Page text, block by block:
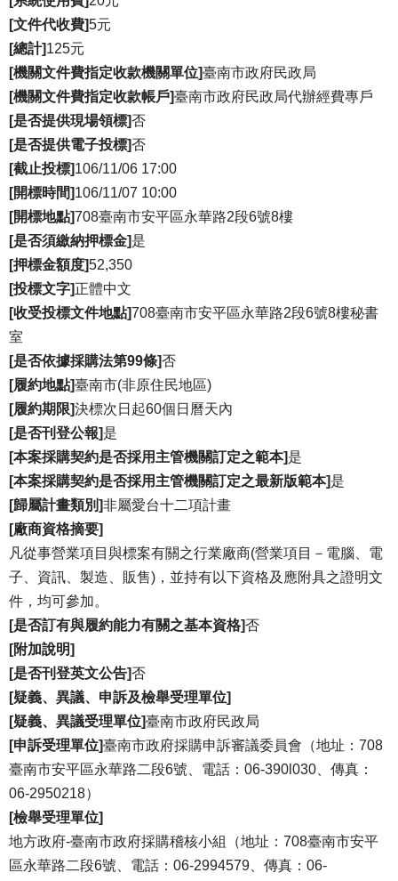
[文件代收費]5元
[總計]125元
[機關文件費指定收款機關單位]臺南市政府民政局
[機關文件費指定收款帳戶]臺南市政府民政局代辦經費專戶
[是否提供現場領標]否
[是否提供電子投標]否
[截止投標]106/11/06 17:00
[開標時間]106/11/07 10:00
[開標地點]708臺南市安平區永華路2段6號8樓
[是否須繳納押標金]是
[押標金額度]52,350
[投標文字]正體中文
[收受投標文件地點]708臺南市安平區永華路2段6號8樓秘書
室
[是否依據採購法第99條]否
[履約地點]臺南市(非原住民地區)
[履約期限]決標次日起60個日曆天內
[是否刊登公報]是
[本案採購契約是否採用主管機關訂定之範本]是
[本案採購契約是否採用主管機關訂定之最新版範本]是
[歸屬計畫類別]非屬愛台十二項計畫
[廠商資格摘要]
凡從事營業項目與標案有關之行業廠商(營業項目－電腦、電
子、資訊、製造、販售)，並持有以下資格及應附具之證明文
件，均可參加。
[是否訂有與履約能力有關之基本資格]否
[附加說明]
[是否刊登英文公告]否
[疑義、異議、申訴及檢舉受理單位]
[疑義、異議受理單位]臺南市政府民政局
[申訴受理單位]臺南市政府採購申訴審議委員會（地址：708
臺南市安平區永華路二段6號、電話：06-390l030、傳真：
06-2950218）
[檢舉受理單位]
地方政府-臺南市政府採購稽核小組（地址：708臺南市安平
區永華路二段6號、電話：06-2994579、傳真：06-